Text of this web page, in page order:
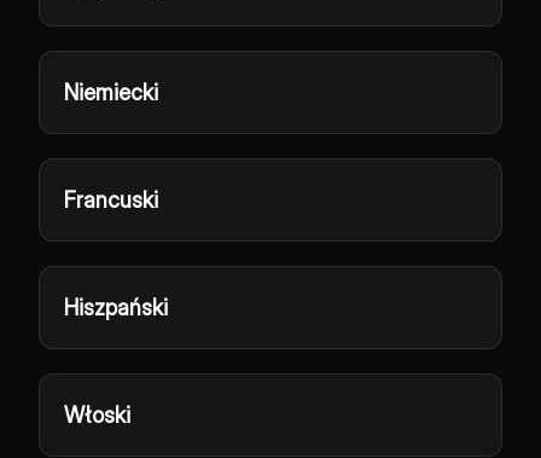
Niemiecki
Francuski
Hiszpański
Włoski